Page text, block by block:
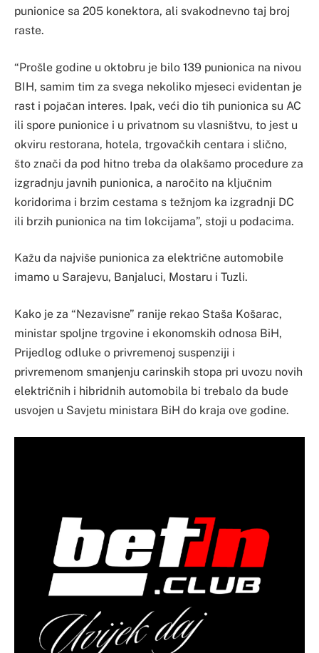
punionice sa 205 konektora, ali svakodnevno taj broj
raste.
“Prošle godine u oktobru je bilo 139 punionica na nivou
BIH, samim tim za svega nekoliko mjeseci evidentan je
rast i pojačan interes. Ipak, veći dio tih punionica su AC
ili spore punionice i u privatnom su vlasništvu, to jest u
okviru restorana, hotela, trgovačkih centara i slično,
što znači da pod hitno treba da olakšamo procedure za
izgradnju javnih punionica, a naročito na ključnim
koridorima i brzim cestama s težnjom ka izgradnji DC
ili brzih punionica na tim lokcijama”, stoji u podacima.
Kažu da najviše punionica za električne automobile
imamo u Sarajevu, Banjaluci, Mostaru i Tuzli.
Kako je za “Nezavisne” ranije rekao Staša Košarac,
ministar spoljne trgovine i ekonomskih odnosa BiH,
Prijedlog odluke o privremenoj suspenziji i
privremenom smanjenju carinskih stopa pri uvozu novih
električnih i hibridnih automobila bi trebalo da bude
usvojen u Savjetu ministara BiH do kraja ove godine.